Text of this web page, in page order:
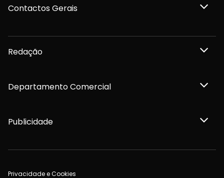
Contactos Gerais
Redação
Departamento Comercial
Publicidade
Privacidade e Cookies